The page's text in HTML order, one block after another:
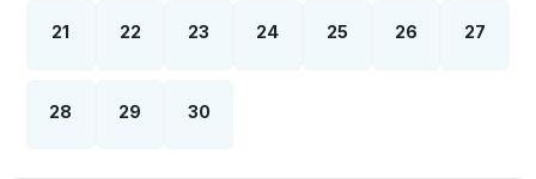
21 22 23 24 25 26 27
28 29 30